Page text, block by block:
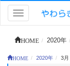
Toggle
navigation
HOME 2020年
HOME 2020年 3月